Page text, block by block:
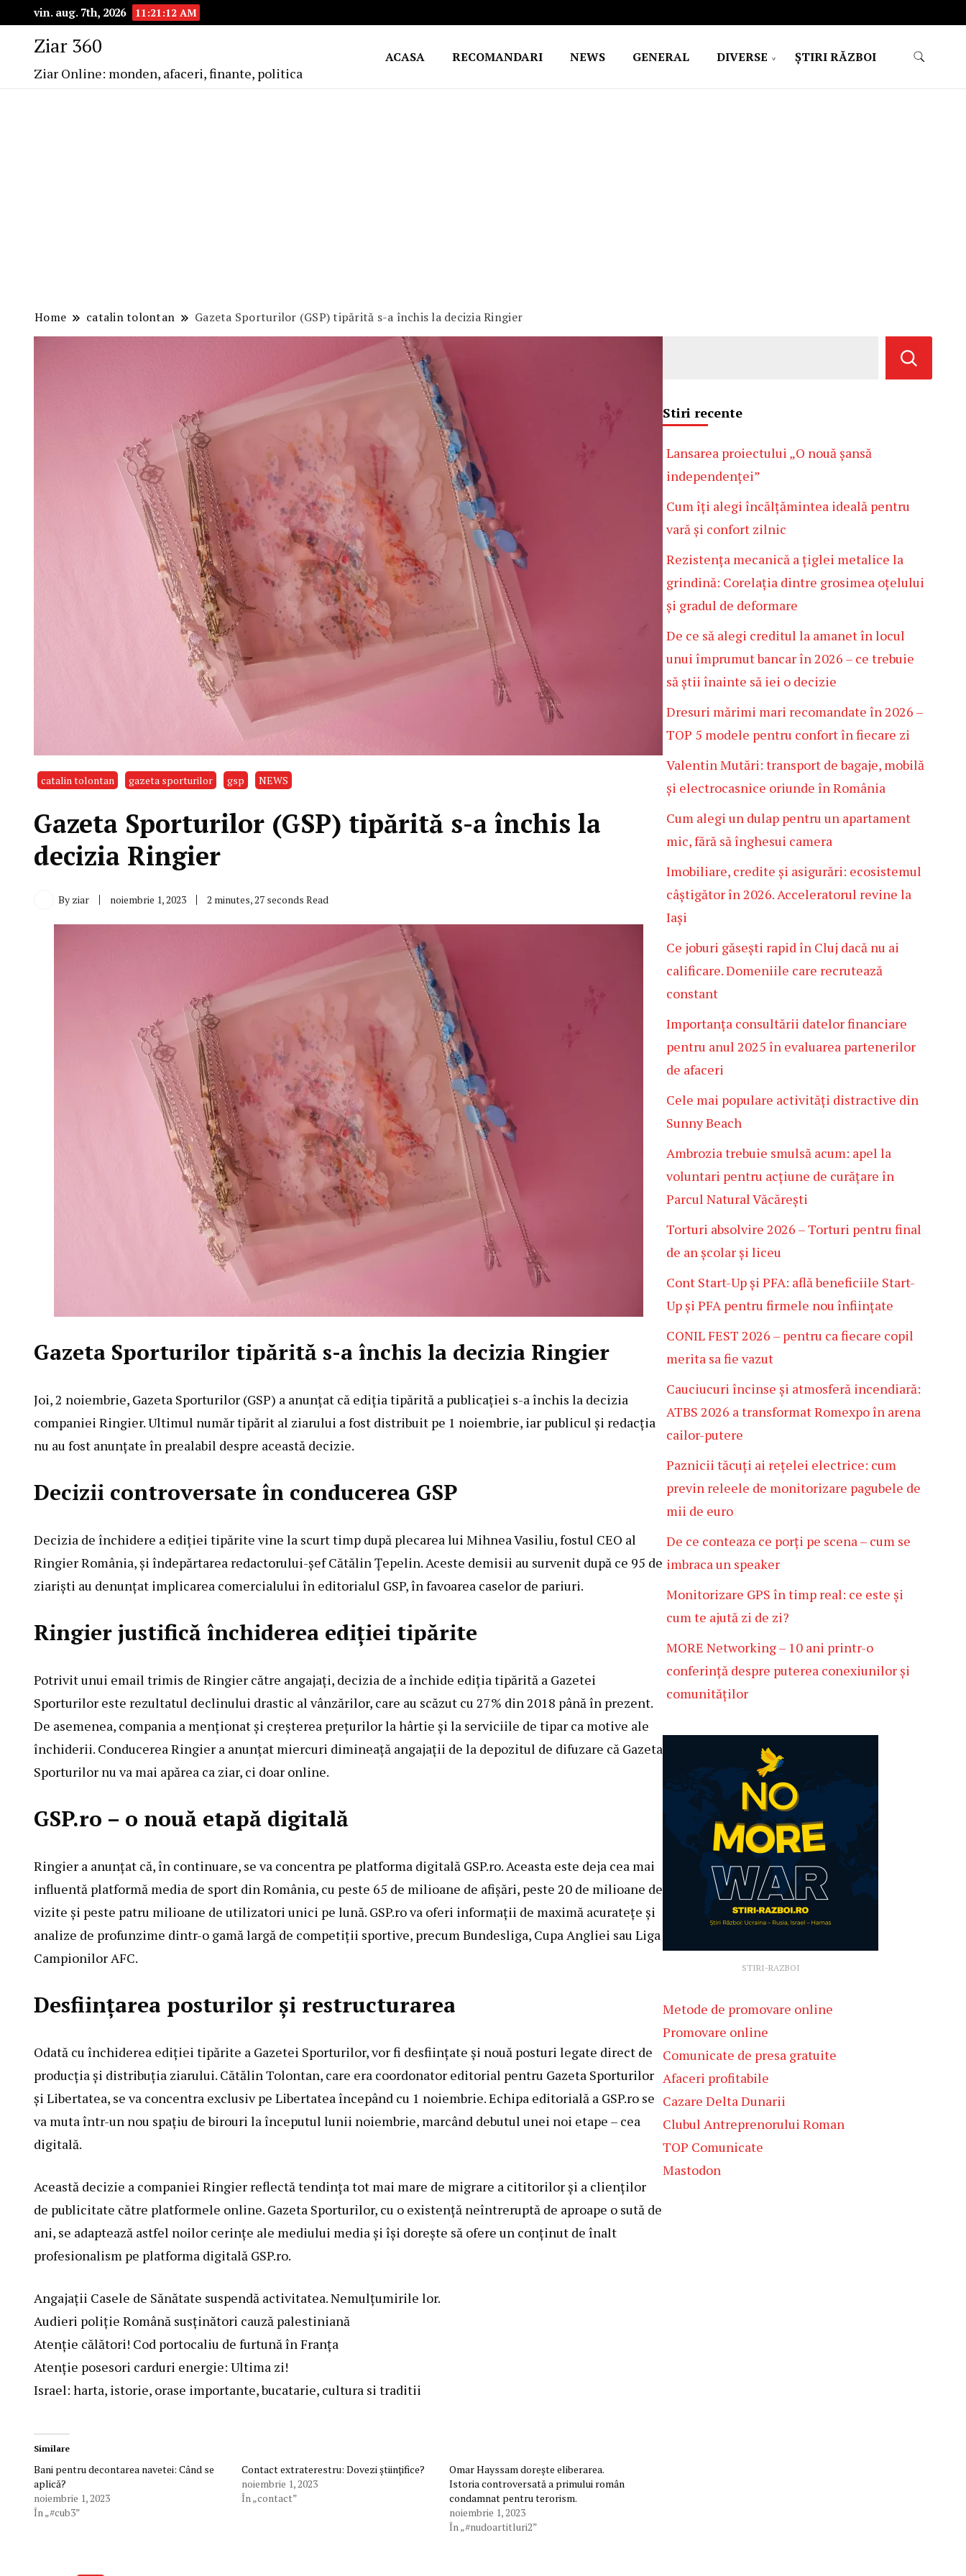
vin. aug. 7th, 2026 11:21:13 AM
Ziar 360
Ziar Online: monden, afaceri, finante, politica
ACASA RECOMANDARI NEWS GENERAL DIVERSE ŞTIRI RĂZBOI
Home catalin tolontan Gazeta Sporturilor (GSP) tipărită s-a închis la decizia Ringier
catalin tolontan gazeta sporturilor gsp NEWS
Gazeta Sporturilor (GSP) tipărită s-a închis la
decizia Ringier
By ziar noiembrie 1, 2023 2 minutes, 27 seconds Read
Gazeta Sporturilor tipărită s-a închis la decizia Ringier
Joi, 2 noiembrie, Gazeta Sporturilor (GSP) a anunțat că ediția tipărită a publicației s-a închis la decizia
companiei Ringier. Ultimul număr tipărit al ziarului a fost distribuit pe 1 noiembrie, iar publicul și redacția
nu au fost anunțate în prealabil despre această decizie.
Decizii controversate în conducerea GSP
Decizia de închidere a ediției tipărite vine la scurt timp după plecarea lui Mihnea Vasiliu, fostul CEO al
Ringier România, și îndepărtarea redactorului-șef Cătălin Țepelin. Aceste demisii au survenit după ce 95 de
ziariști au denunțat implicarea comercialului în editorialul GSP, în favoarea caselor de pariuri.
Ringier justifică închiderea ediției tipărite
Potrivit unui email trimis de Ringier către angajați, decizia de a închide ediția tipărită a Gazetei
Sporturilor este rezultatul declinului drastic al vânzărilor, care au scăzut cu 27% din 2018 până în prezent.
De asemenea, compania a menționat și creșterea prețurilor la hârtie și la serviciile de tipar ca motive ale
închiderii. Conducerea Ringier a anunțat miercuri dimineață angajații de la depozitul de difuzare că Gazeta
Sporturilor nu va mai apărea ca ziar, ci doar online.
GSP.ro – o nouă etapă digitală
Ringier a anunțat că, în continuare, se va concentra pe platforma digitală GSP.ro. Aceasta este deja cea mai
influentă platformă media de sport din România, cu peste 65 de milioane de afișări, peste 20 de milioane de
vizite și peste patru milioane de utilizatori unici pe lună. GSP.ro va oferi informații de maximă acuratețe și
analize de profunzime dintr-o gamă largă de competiții sportive, precum Bundesliga, Cupa Angliei sau Liga
Campionilor AFC.
Desființarea posturilor și restructurarea
Odată cu închiderea ediției tipărite a Gazetei Sporturilor, vor fi desființate și nouă posturi legate direct de
producția și distribuția ziarului. Cătălin Tolontan, care era coordonator editorial pentru Gazeta Sporturilor
și Libertatea, se va concentra exclusiv pe Libertatea începând cu 1 noiembrie. Echipa editorială a GSP.ro se
va muta într-un nou spațiu de birouri la începutul lunii noiembrie, marcând debutul unei noi etape – cea
digitală.
Această decizie a companiei Ringier reflectă tendința tot mai mare de migrare a cititorilor și a clienților
de publicitate către platformele online. Gazeta Sporturilor, cu o existență neîntreruptă de aproape o sută de
ani, se adaptează astfel noilor cerințe ale mediului media și își dorește să ofere un conținut de înalt
profesionalism pe platforma digitală GSP.ro.
Angajații Casele de Sănătate suspendă activitatea. Nemulțumirile lor.
Audieri poliție Română susținători cauză palestiniană
Atenție călători! Cod portocaliu de furtună în Franța
Atenție posesori carduri energie: Ultima zi!
Israel: harta, istorie, orase importante, bucatarie, cultura si traditii
Similare
Bani pentru decontarea navetei: Când se
aplică?
noiembrie 1, 2023
În „#cub3”
Contact extraterestru: Dovezi științifice?
noiembrie 1, 2023
În „contact”
Omar Hayssam dorește eliberarea.
Istoria controversată a primului român
condamnat pentru terorism.
noiembrie 1, 2023
În „#nudoartitluri2”
Stiri recente
Lansarea proiectului „O nouă șansă
independenței”
Cum îți alegi încălțămintea ideală pentru
vară și confort zilnic
Rezistența mecanică a țiglei metalice la
grindină: Corelația dintre grosimea oțelului
și gradul de deformare
De ce să alegi creditul la amanet în locul
unui împrumut bancar în 2026 – ce trebuie
să știi înainte să iei o decizie
Dresuri mărimi mari recomandate în 2026 –
TOP 5 modele pentru confort în fiecare zi
Valentin Mutări: transport de bagaje, mobilă
și electrocasnice oriunde în România
Cum alegi un dulap pentru un apartament
mic, fără să înghesui camera
Imobiliare, credite și asigurări: ecosistemul
câștigător în 2026. Acceleratorul revine la
Iași
Ce joburi găsești rapid în Cluj dacă nu ai
calificare. Domeniile care recrutează
constant
Importanța consultării datelor financiare
pentru anul 2025 în evaluarea partenerilor
de afaceri
Cele mai populare activități distractive din
Sunny Beach
Ambrozia trebuie smulsă acum: apel la
voluntari pentru acțiune de curățare în
Parcul Natural Văcărești
Torturi absolvire 2026 – Torturi pentru final
de an școlar și liceu
Cont Start-Up și PFA: află beneficiile Start-
Up și PFA pentru firmele nou înființate
CONIL FEST 2026 – pentru ca fiecare copil
merita sa fie vazut
Cauciucuri încinse și atmosferă incendiară:
ATBS 2026 a transformat Romexpo în arena
cailor-putere
Paznicii tăcuți ai rețelei electrice: cum
previn releele de monitorizare pagubele de
mii de euro
De ce conteaza ce porți pe scena – cum se
imbraca un speaker
Monitorizare GPS în timp real: ce este și
cum te ajută zi de zi?
MORE Networking – 10 ani printr-o
conferință despre puterea conexiunilor și
comunităților
STIRI-RAZBOI
Metode de promovare online
Promovare online
Comunicate de presa gratuite
Afaceri profitabile
Cazare Delta Dunarii
Clubul Antreprenorului Roman
TOP Comunicate
Mastodon